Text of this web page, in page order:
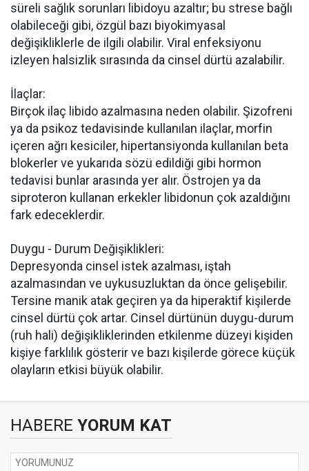
süreli sağlık sorunları libidoyu azaltır; bu strese bağlı
olabileceği gibi, özgül bazı biyokimyasal
değişikliklerle de ilgili olabilir. Viral enfeksiyonu
izleyen halsizlik sırasında da cinsel dürtü azalabilir.
İlaçlar:
Birçok ilaç libido azalmasına neden olabilir. Şizofreni
ya da psikoz tedavisinde kullanılan ilaçlar, morfin
içeren ağrı kesiciler, hipertansiyonda kullanılan beta
blokerler ve yukarıda sözü edildiği gibi hormon
tedavisi bunlar arasında yer alır. Östrojen ya da
siproteron kullanan erkekler libidonun çok azaldığını
fark edeceklerdir.
Duygu - Durum Değişiklikleri:
Depresyonda cinsel istek azalması, iştah
azalmasından ve uykusuzluktan da önce gelişebilir.
Tersine manik atak geçiren ya da hiperaktif kişilerde
cinsel dürtü çok artar. Cinsel dürtünün duygu-durum
(ruh hali) değişikliklerinden etkilenme düzeyi kişiden
kişiye farklılık gösterir ve bazı kişilerde görece küçük
olayların etkisi büyük olabilir.
HABERE YORUM KAT